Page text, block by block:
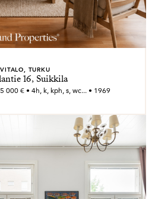
TURKU
16, Suikkila
000 € • 4h, k, kph, s, wc... • 1969